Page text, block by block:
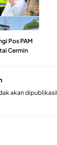
Pos PAM
Cermin
akan